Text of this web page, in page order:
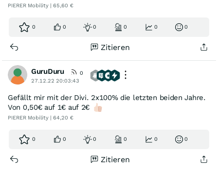
PIERER Mobility | 65,60 €
0 0 0 0 0 0
Zitieren
GuruDuru
0
27.12.22 20:03:43
Gefällt mir mit der Divi. 2x100% die letzten beiden Jahre.
Von 0,50€ auf 1€ auf 2€
PIERER Mobility | 64,20 €
0 0 0 0 0 0
Zitieren